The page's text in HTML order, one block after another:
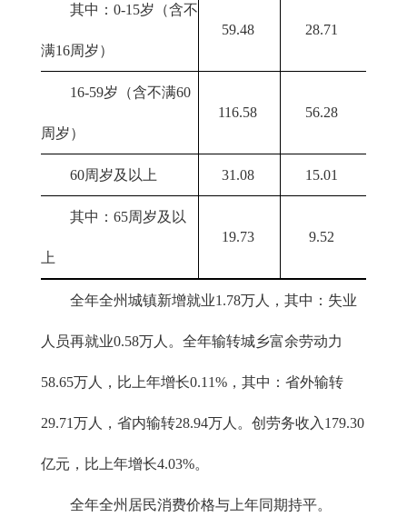
其中：0-15岁（含不
满16周岁）
59.48 28.71
16-59岁（含不满60
周岁）
116.58 56.28
60周岁及以上 31.08 15.01
其中：65周岁及以
上
19.73 9.52
全年全州城镇新增就业1.78万人，其中：失业
人员再就业0.58万人。全年输转城乡富余劳动力
58.65万人，比上年增长0.11%，其中：省外输转
29.71万人，省内输转28.94万人。创劳务收入179.30
亿元，比上年增长4.03%。
全年全州居民消费价格与上年同期持平。